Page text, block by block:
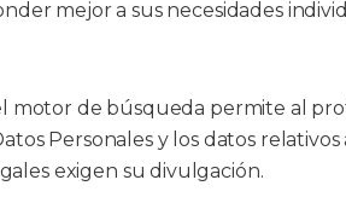
mejor a sus necesidades
de búsqueda permite al
Personales y los datos
exigen su divulgación.